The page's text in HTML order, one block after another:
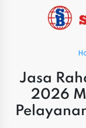
Jasa
2026